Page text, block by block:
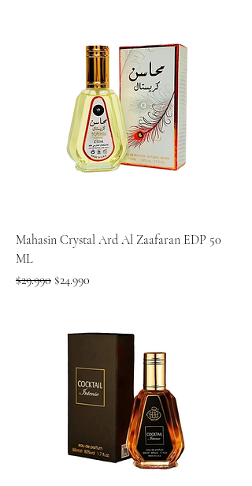
Mahasin Crystal Ard Al Zaafaran EDP 50
ML
Precio
$29.990 Precio de oferta
$24.990